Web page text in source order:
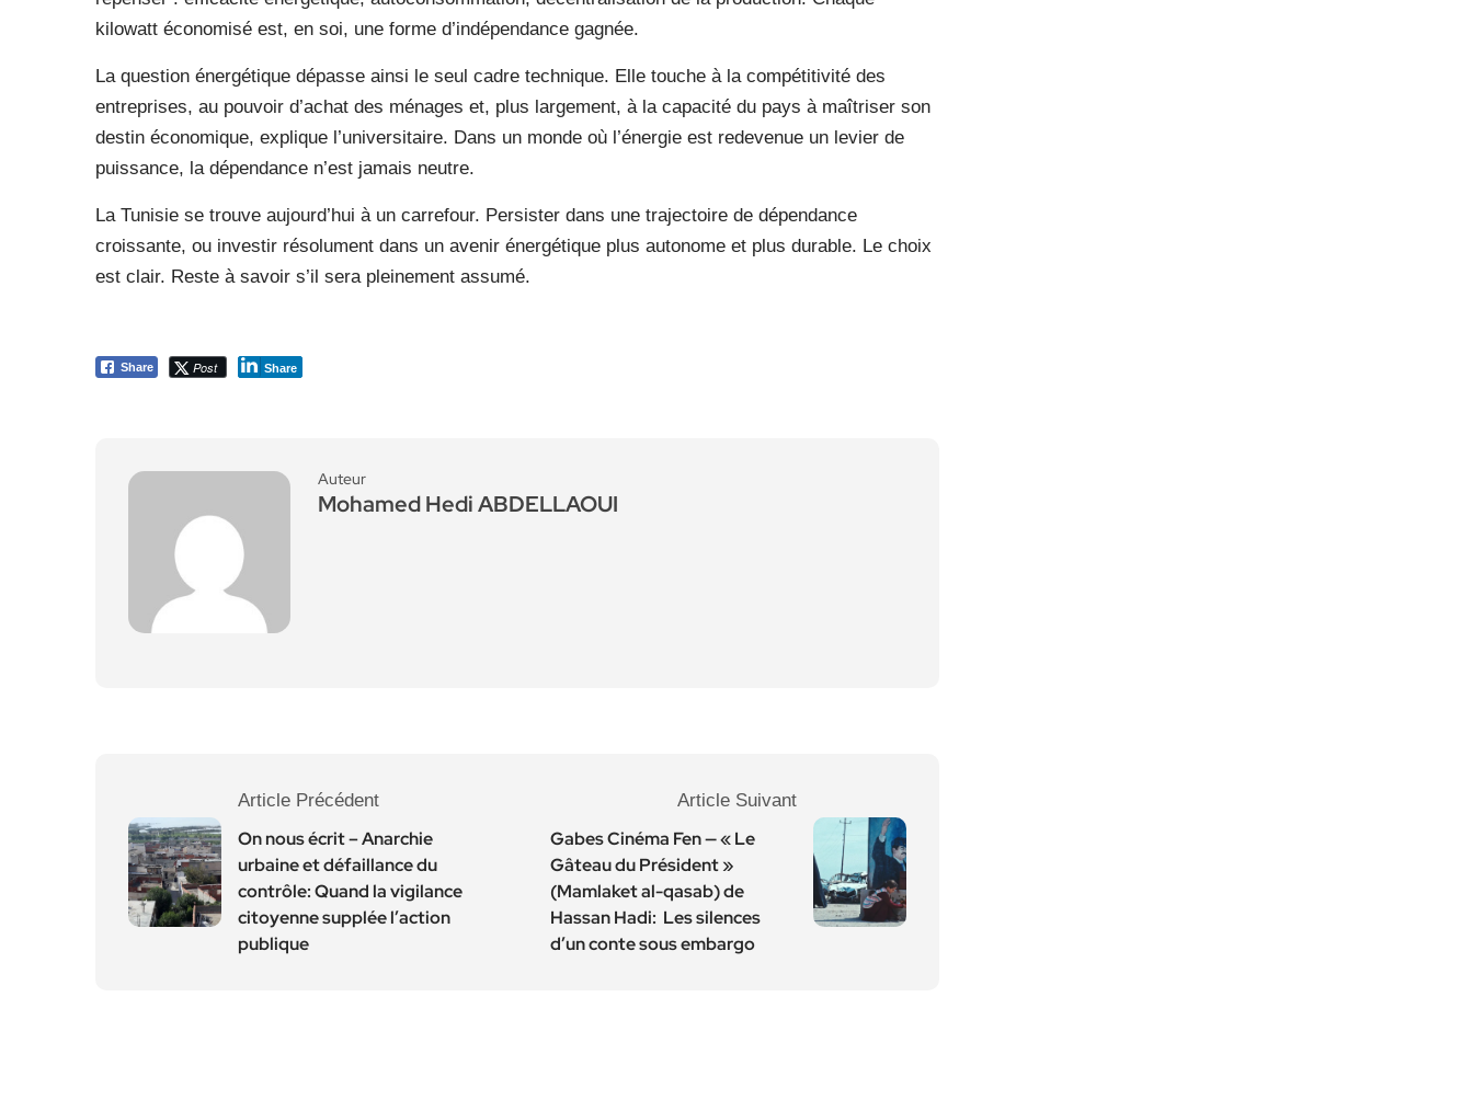
kilowatt économisé est, en soi, une forme d’indépendance gagnée.
La question énergétique dépasse ainsi le seul cadre technique. Elle touche à la compétitivité des
entreprises, au pouvoir d’achat des ménages et, plus largement, à la capacité du pays à maîtriser son
destin économique, explique l’universitaire. Dans un monde où l’énergie est redevenue un levier de
puissance, la dépendance n’est jamais neutre.
La Tunisie se trouve aujourd’hui à un carrefour. Persister dans une trajectoire de dépendance
croissante, ou investir résolument dans un avenir énergétique plus autonome et plus durable. Le choix
est clair. Reste à savoir s’il sera pleinement assumé.
Share Post Share
Auteur
Mohamed Hedi ABDELLAOUI
Article Précédent
On nous écrit – Anarchie
urbaine et défaillance du
contrôle: Quand la vigilance
citoyenne supplée l’action
publique
Article Suivant
Gabes Cinéma Fen — « Le
Gâteau du Président »
(Mamlaket al-qasab) de
Hassan Hadi: Les silences
d’un conte sous embargo